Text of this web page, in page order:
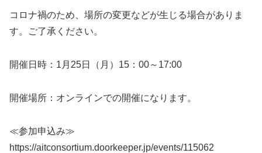
コロナ禍のため、場所の変更などが生じる場合がありま
す。ご了承ください。
開催日時：1月25日（月）15：00～17:00
開催場所：オンラインでの開催になります。
≪参加申込み≫
https://aitconsortium.doorkeeper.jp/events/115062